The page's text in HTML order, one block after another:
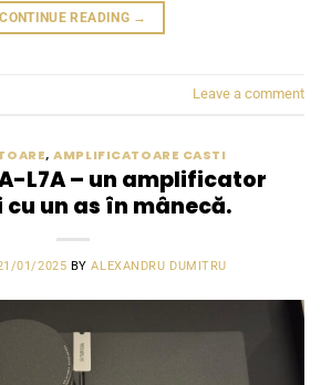
CONTINUE READING →
Leave a comment
,AMPLIFICATOARE CASTI
L7A – un amplificator
cu un as în mânecă.
01/2025 BYALEXANDRU DUMITRU